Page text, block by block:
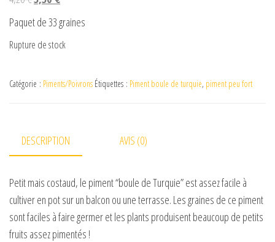
Paquet de 33 graines
Rupture de stock
Catégorie : Piments/Poivrons Étiquettes : Piment boule de turquie, piment peu fort
DESCRIPTION AVIS (0)
Petit mais costaud, le piment “boule de Turquie” est assez facile à
cultiver en pot sur un balcon ou une terrasse. Les graines de ce piment
sont faciles à faire germer et les plants produisent beaucoup de petits
fruits assez pimentés !